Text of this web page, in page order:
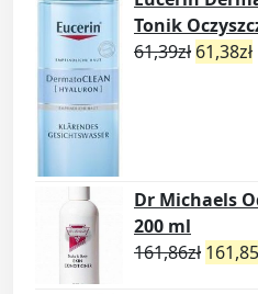
Tonik
61,39zł 61,38zł
Dr Michaels
200 ml
161,86zł 161,85